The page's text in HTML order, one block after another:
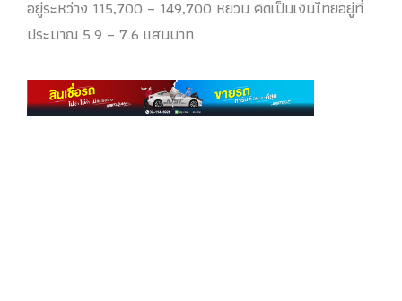
อยู่ระหว่าง 115,700 – 149,700 หยวน คิดเป็นเงินไทยอยู่ที่
ประมาณ 5.9 – 7.6 แสนบาท